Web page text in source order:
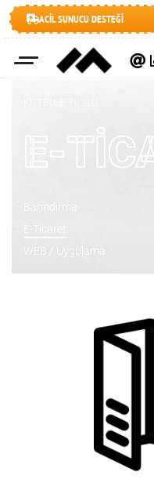
ACİL SUNUCU DESTEĞİ
E-
WEB / Uygulama